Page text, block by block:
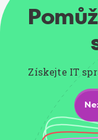
Získejte IT